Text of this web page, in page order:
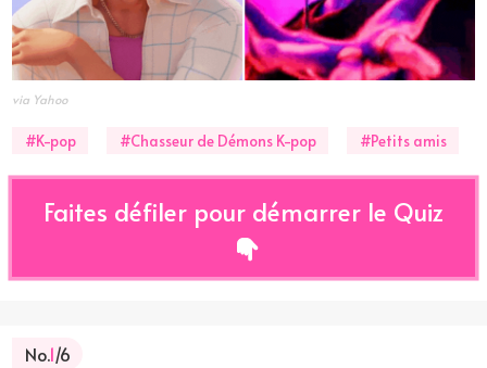
via Yahoo
#K-pop #Chasseur de Démons K-pop #Petits amis
Faites défiler pour démarrer le Quiz
No.1/6